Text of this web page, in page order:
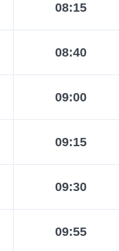
08:15
08:40
09:00
09:15
09:30
09:55